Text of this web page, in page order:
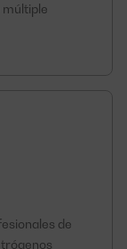
múltiple
de